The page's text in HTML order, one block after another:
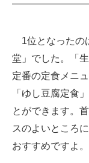
1位となったの
堂」でした。「
定番の定食メニ
「ゆし豆腐定食
とができます。
スのよいところ
おすすめですよ。